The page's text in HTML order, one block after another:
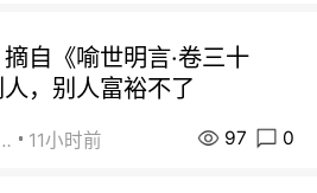
自《喻世明言·卷三十
，别人富裕不了
11小时前 97 0